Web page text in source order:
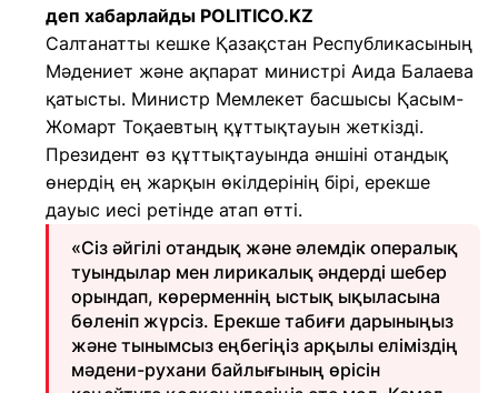
деп хабарлайды POLITICO.KZ
Салтанатты кешке Қазақстан Республикасының
Мәдениет және ақпарат министрі Аида Балаева
қатысты. Министр Мемлекет басшысы Қасым-
Жомарт Тоқаевтың құттықтауын жеткізді.
Президент өз құттықтауында әншіні отандық
өнердің ең жарқын өкілдерінің бірі, ерекше
дауыс иесі ретінде атап өтті.
«Сіз әйгілі отандық және әлемдік опералық
туындылар мен лирикалық әндерді шебер
орындап, көрерменнің ыстық ықыласына
бөленіп жүрсіз. Ерекше табиғи дарыныңыз
және тынымсыз еңбегіңіз арқылы еліміздің
мәдени-рухани байлығының өрісін